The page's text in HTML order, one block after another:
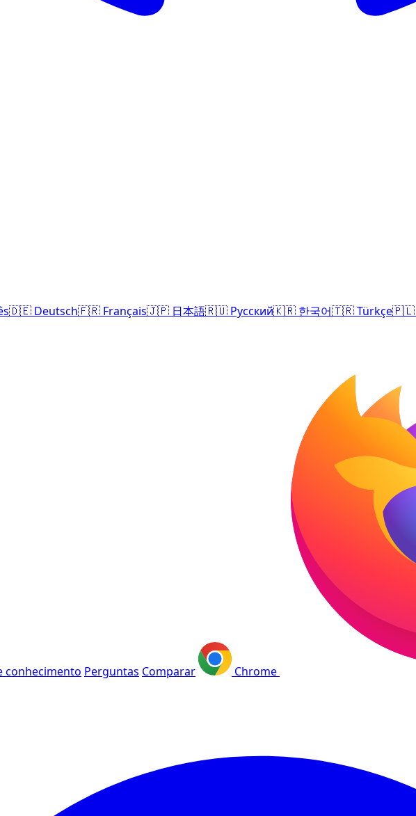
🇩🇪 Deutsch🇫🇷 Français🇯🇵 日本語🇷🇺 Русский🇰🇷 한국어🇹🇷Türkçe🇵🇱
conhecimento Perguntas Comparar Chrome